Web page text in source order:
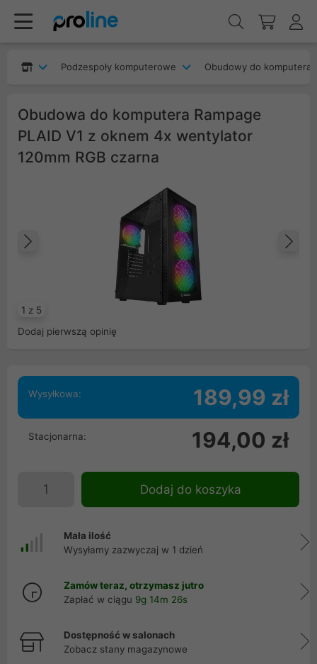
Podzespoły komputerowe Obudowy do komputera
Obudowa do komputera Rampage
PLAID V1 z oknem 4x wentylator
120mm RGB czarna
1 z 5
Poprzedni
Dodaj pierwszą opinię
Wysyłkowa: 189,99 zł
Stacjonarna: 194,00 zł
Dodaj do koszyka
Mała ilość
Wysyłamy zazwyczaj w 1 dzień
Zamów teraz, otrzymasz jutro
Zapłać w ciągu 9g 14m 25s
Dostępność w salonach
Zobacz stany magazynowe